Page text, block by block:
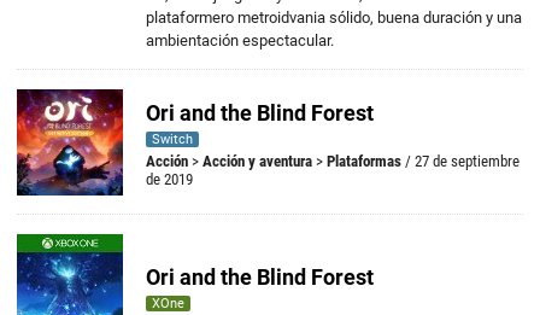
plataformero metroidvania sólido, buena duración y una
ambientación espectacular.
Ori and the Blind Forest
Switch
Acción > Acción y aventura > Plataformas / 27 de septiembre
de 2019
Ori and the Blind Forest
XOne